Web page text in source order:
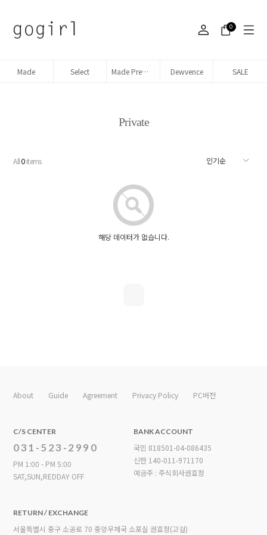
0
Made Select Made Premium denim Dewvence SALE
Private
All0items
해당 데이터가 없습니다.
About Guide Agreement Privacy Policy PC버전
C/S CENTER
031-523-2990
PM 1:00 - PM 5:00
SAT,SUN,REDDAY OFF
BANK ACCOUNT
국민 818501-04-086435
신한 140-011-971170
예금주 : 주식회사권효정
RETURN / EXCHANGE
서울특별시 중구 소공로 70 중앙우체국 소포실 권효정(고걸)